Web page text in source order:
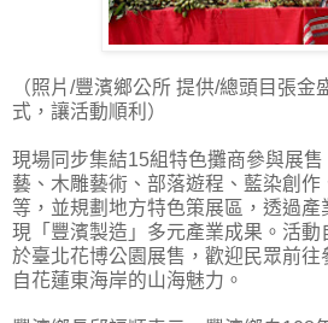
（照片/豐濱鄉公所 提供/總頭目張
式，讓活動順利）
現場同步集結15組特色攤商參與展
藝、木雕藝術、部落遊程、藍染創
等，並規劃地方特色策展區，透過產
現「豐濱製造」多元產業成果。活
於臺北花博公園展售，歡迎民眾前往
自花蓮東海岸的山海魅力。